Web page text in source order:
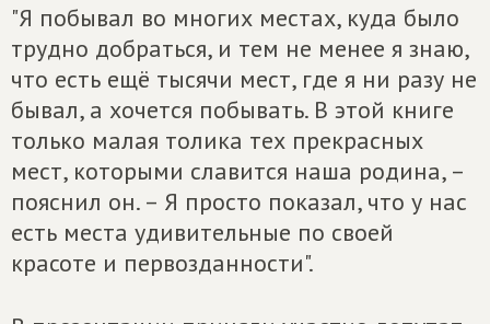
"Я побывал во многих местах, куда было
трудно добраться, и тем не менее я знаю,
что есть ещё тысячи мест, где я ни разу не
бывал, а хочется побывать. В этой книге
только малая толика тех прекрасных
мест, которыми славится наша родина, –
пояснил он. – Я просто показал, что у нас
есть места удивительные по своей
красоте и первозданности".